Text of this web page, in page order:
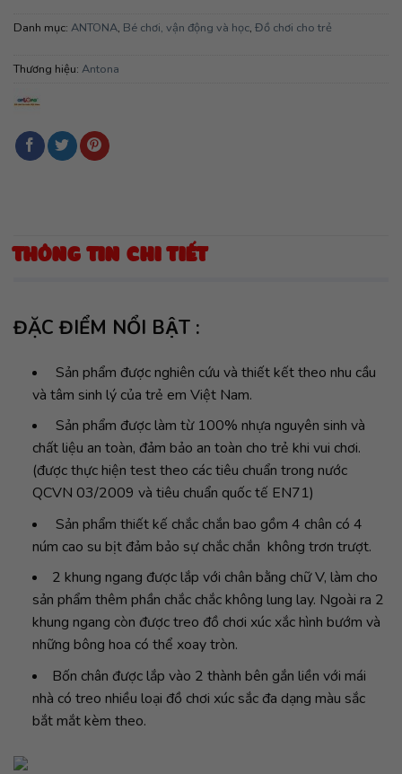
Danh mục: ANTONA, Bé chơi, vận động và học, Đồ chơi cho trẻ
Thương hiệu: Antona
THÔNG TIN CHI TIẾT
ĐẶC ĐIỂM NỔI BẬT :
Sản phẩm được nghiên cứu và thiết kết theo nhu cầu
và tâm sinh lý của trẻ em Việt Nam.
Sản phẩm được làm từ 100% nhựa nguyên sinh và
chất liệu an toàn, đảm bảo an toàn cho trẻ khi vui chơi.
(được thực hiện test theo các tiêu chuẩn trong nước
QCVN 03/2009 và tiêu chuẩn quốc tế EN71)
Sản phẩm thiết kế chắc chắn bao gồm 4 chân có 4
núm cao su bịt đảm bảo sự chắc chắn không trơn trượt.
2 khung ngang được lắp với chân bằng chữ V, làm cho
sản phẩm thêm phần chắc chắc không lung lay. Ngoài ra 2
khung ngang còn được treo đồ chơi xúc xắc hình bướm và
những bông hoa có thể xoay tròn.
Bốn chân được lắp vào 2 thành bên gắn liền với mái
nhà có treo nhiều loại đồ chơi xúc sắc đa dạng màu sắc
bắt mắt kèm theo.